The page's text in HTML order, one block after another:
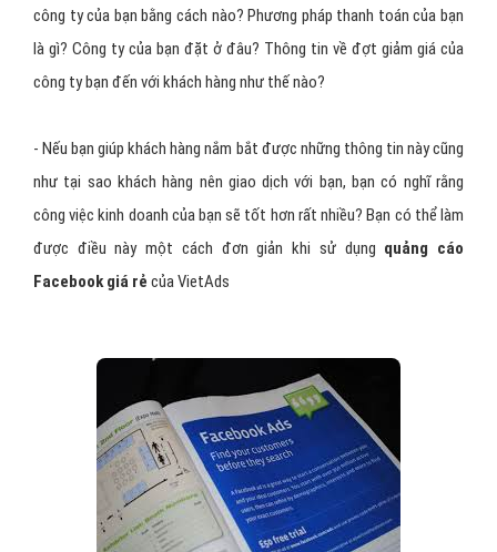
công ty của bạn bằng cách nào? Phương pháp thanh toán của bạn
là gì? Công ty của bạn đặt ở đâu? Thông tin về đợt giảm giá của
công ty bạn đến với khách hàng như thế nào?
- Nếu bạn giúp khách hàng nắm bắt được những thông tin này cũng
như tại sao khách hàng nên giao dịch với bạn, bạn có nghĩ rằng
công việc kinh doanh của bạn sẽ tốt hơn rất nhiều? Bạn có thể làm
được điều này một cách đơn giản khi sử dụng quảng cáo
Facebookgiá rẻ của VietAds